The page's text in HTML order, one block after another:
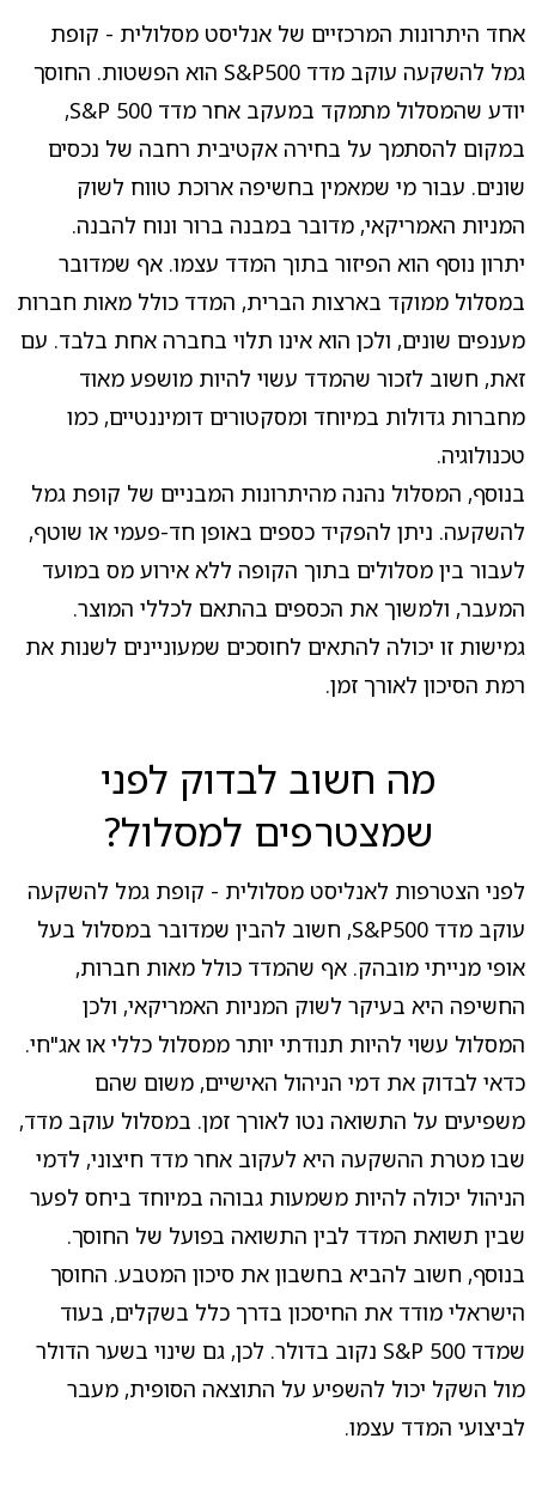
אחד היתרונות המרכזיים של אנליסט מסלולית - קופת
גמל להשקעה עוקב מדד S&P500 הוא הפשטות. החוסך
יודע שהמסלול מתמקד במעקב אחר מדד S&P 500,
במקום להסתמך על בחירה אקטיבית רחבה של נכסים
שונים. עבור מי שמאמין בחשיפה ארוכת טווח לשוק
המניות האמריקאי, מדובר במבנה ברור ונוח להבנה.
יתרון נוסף הוא הפיזור בתוך המדד עצמו. אף שמדובר
במסלול ממוקד בארצות הברית, המדד כולל מאות חברות
מענפים שונים, ולכן הוא אינו תלוי בחברה אחת בלבד. עם
זאת, חשוב לזכור שהמדד עשוי להיות מושפע מאוד
מחברות גדולות במיוחד ומסקטורים דומיננטיים, כמו
טכנולוגיה.
בנוסף, המסלול נהנה מהיתרונות המבניים של קופת גמל
להשקעה. ניתן להפקיד כספים באופן חד-פעמי או שוטף,
לעבור בין מסלולים בתוך הקופה ללא אירוע מס במועד
המעבר, ולמשוך את הכספים בהתאם לכללי המוצר.
גמישות זו יכולה להתאים לחוסכים שמעוניינים לשנות את
רמת הסיכון לאורך זמן.
מה חשוב לבדוק לפני
שמצטרפים למסלול?
לפני הצטרפות לאנליסט מסלולית - קופת גמל להשקעה
עוקב מדד S&P500, חשוב להבין שמדובר במסלול בעל
אופי מנייתי מובהק. אף שהמדד כולל מאות חברות,
החשיפה היא בעיקר לשוק המניות האמריקאי, ולכן
המסלול עשוי להיות תנודתי יותר ממסלול כללי או אג"חי.
כדאי לבדוק את דמי הניהול האישיים, משום שהם
משפיעים על התשואה נטו לאורך זמן. במסלול עוקב מדד,
שבו מטרת ההשקעה היא לעקוב אחר מדד חיצוני, לדמי
הניהול יכולה להיות משמעות גבוהה במיוחד ביחס לפער
שבין תשואת המדד לבין התשואה בפועל של החוסך.
בנוסף, חשוב להביא בחשבון את סיכון המטבע. החוסך
הישראלי מודד את החיסכון בדרך כלל בשקלים, בעוד
שמדד S&P 500 נקוב בדולר. לכן, גם שינוי בשער הדולר
מול השקל יכול להשפיע על התוצאה הסופית, מעבר
לביצועי המדד עצמו.